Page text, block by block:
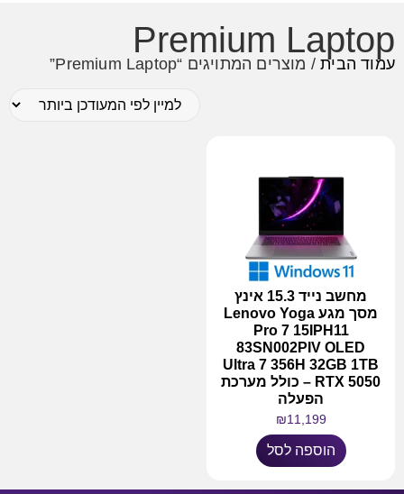
Premium Laptop
עמוד הבית/ מוצרים המתויגים “Premium Laptop”
מחשב נייד 15.3 אינץ
מסך מגע Lenovo Yoga
Pro 7 15IPH11
83SN002PIV OLED
Ultra 7 356H 32GB 1TB
RTX 5050 – כולל מערכת
הפעלה
₪11,199
הוספה לסל